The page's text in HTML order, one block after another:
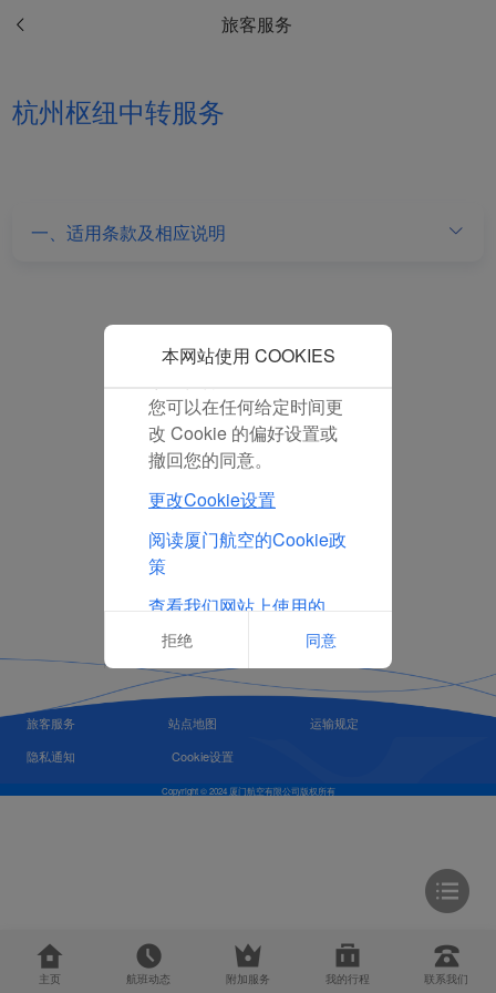
旅客服务
杭州枢纽中转服务
一、适用条款及相应说明
旅客服务 站点地图
运输规定
隐私通知
Cookie设置
Copyright © 2024 厦门航空有限公司版权所有
主页 航班动态 附加服务 我的行程 联系我们
本网站使用 COOKIES
在您的浏览器中。
我们的营销绩效 (ii) 个性
方可以跟踪您的互联网行
为以使我们的内容和广告
放置所有的营销Cookie。
点击“拒绝”，我们将不会
您可以在任何给定时间更
改 Cookie 的偏好设置或
撤回您的同意。
更改Cookie设置
阅读厦门航空的Cookie政
策
查看我们网站上使用的
Cookie的完整列表
拒绝 同意